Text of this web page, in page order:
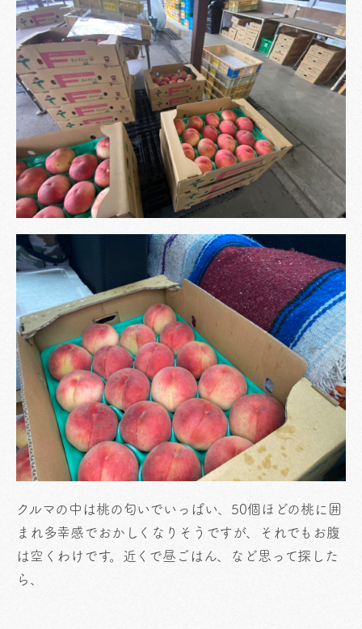
クルマの中は桃の匂いでいっぱい、50個ほどの桃に囲
まれ多幸感でおかしくなりそうですが、それでもお腹
は空くわけです。近くで昼ごはん、など思って探した
ら、